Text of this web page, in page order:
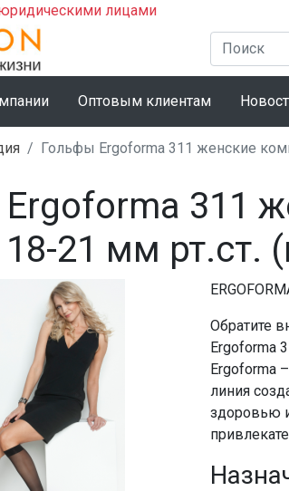
лицами
Оптовым клиентам
Гольфы Ergoforma 311 женские
311
21 мм
Обратите
Ergoforma
Ergoforma
линия
здоровью